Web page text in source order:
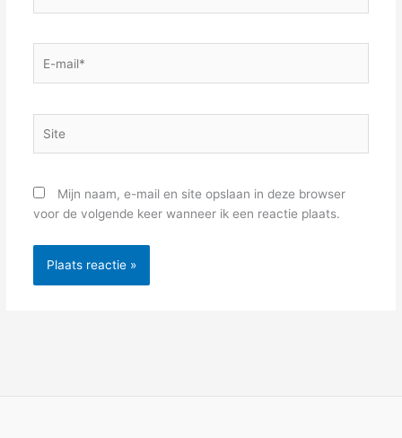
mail*
Mijn naam, e-mail en site opslaan in deze browser
voor de volgende keer wanneer ik een reactie plaats.